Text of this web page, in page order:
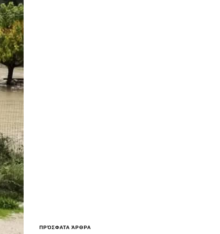
ΠΡΌΣΦΑΤΑ ΆΡΘΡΑ